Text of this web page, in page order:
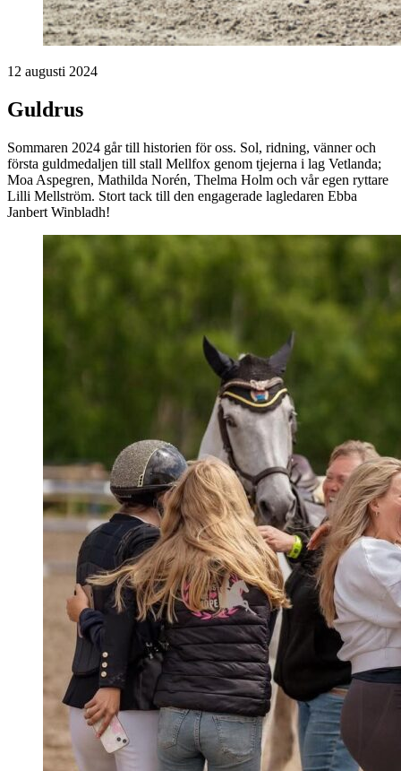
12 augusti 2024
Guldrus
Sommaren 2024 går till historien för oss. Sol, ridning, vänner och
första guldmedaljen till stall Mellfox genom tjejerna i lag Vetlanda;
Moa Aspegren, Mathilda Norén, Thelma Holm och vår egen ryttare
Lilli Mellström. Stort tack till den engagerade lagledaren Ebba
Janbert Winbladh!